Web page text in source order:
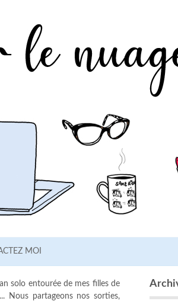
MOI
solo entourée de mes filles de
Nous partageons nos sorties,